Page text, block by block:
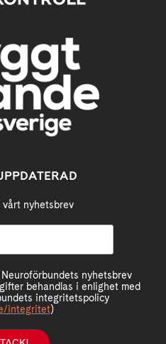
nyhetsbrev
nyhetsbrev
behandlas i enlighet med
integritetspolicy
integritet)